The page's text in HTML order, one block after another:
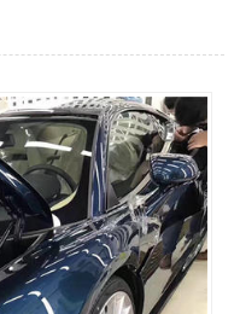
个面的装贴。
贴装情况是需要自己支付
即便是自己没购买保险，
附加险的一种，它负责赔
的车上新增设备的直接损
CD及电视录像设备、真
。所以，建议车主朋友们
。
实新增设备险的保费相当
比起车衣膜和车辆其他保